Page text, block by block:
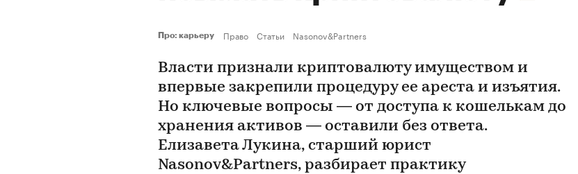
Про: карьеру Право Статьи Nasonov&Partners
Власти признали криптовалюту имуществом и
впервые закрепили процедуру ее ареста и изъятия.
Но ключевые вопросы — от доступа к кошелькам до
хранения активов — оставили без ответа.
Елизавета Лукина, старший юрист
Nasonov&Partners, разбирает практику